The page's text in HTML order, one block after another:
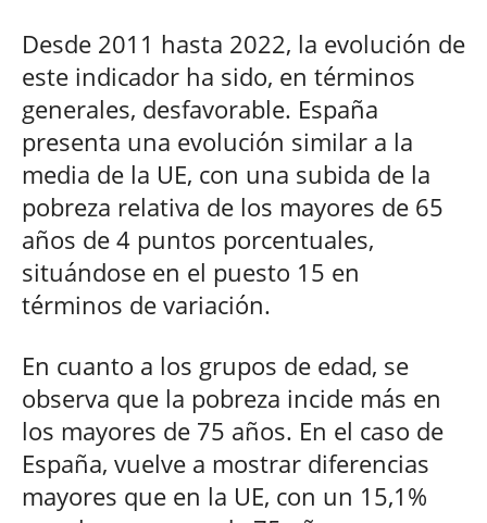
Desde 2011 hasta 2022, la evolución de
este indicador ha sido, en términos
generales, desfavorable. España
presenta una evolución similar a la
media de la UE, con una subida de la
pobreza relativa de los mayores de 65
años de 4 puntos porcentuales,
situándose en el puesto 15 en
términos de variación.
En cuanto a los grupos de edad, se
observa que la pobreza incide más en
los mayores de 75 años. En el caso de
España, vuelve a mostrar diferencias
mayores que en la UE, con un 15,1%